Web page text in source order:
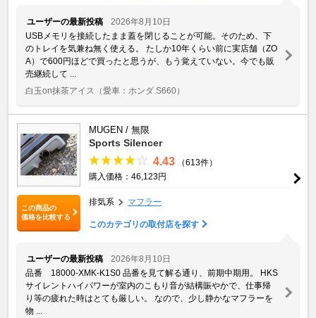
ユーザーの最新投稿
2026年8月10日
USBメモリを接続したまま蓋を閉じることが可能。そのため、下
のトレイを気兼ね無く使える。 たしか10年くらい前に実店舗（ZO
A）で600円ほどで買ったと思うが、もう覚えていない。今でも販
売継続して ...
白玉on抹茶アイス
（愛車：ホンダ S660）
この商品の
価格を比較する
MUGEN / 無限
Sports Silencer
4.43
（613件）
購入価格：46,123円
排気系 マフラー
このカテゴリの取付店を探す
ユーザーの最新投稿
2026年8月10日
品番 18000-XMK-K1S0 品番を見て解る通り、前期中期用。 HKS
サイレントハイパワーが室内のこもり音が結構賑やかで、仕事帰
り等の疲れた時はとても厳しい。 なので、少し静かなマフラーを
物 ...